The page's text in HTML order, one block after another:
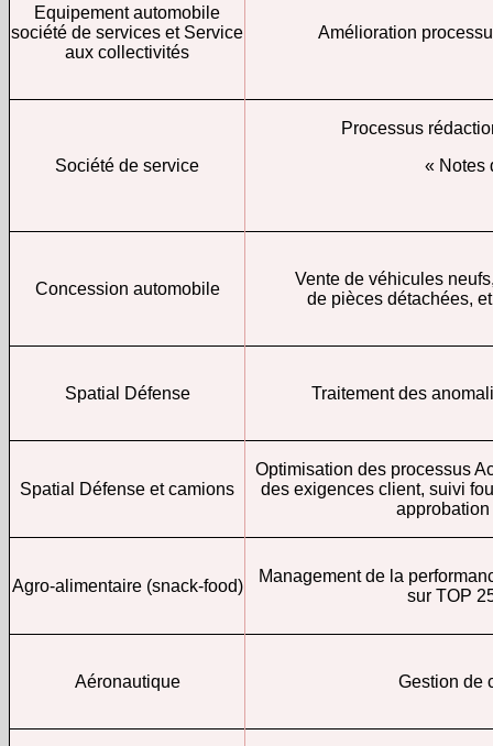
Equipement automobile
société de services et Service
aux collectivités
Amélioration
Société de service
Processus
« Notes
Concession automobile
Vente de véhicules
de pièces détachées,
Spatial Défense Traitement des
Spatial Défense et camions
Optimisation des processus
des exigences client, suivi
Agro-alimentaire (snack-food)
Management de la
sur TOP
Aéronautique Gestion de